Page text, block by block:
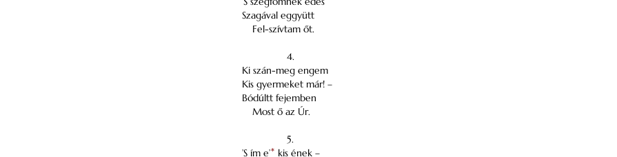
Szagával eggyütt
Fel-szívtam őt.
4.
Ki szán-meg engem
Kis gyermeket már! –
Bódúltt fejemben
Most ő az Úr.
5.
’S ím e’* kis ének –